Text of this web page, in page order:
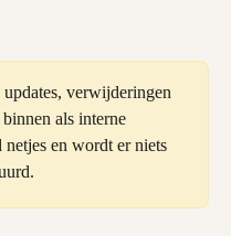
verwijderingen
als interne
en wordt er niets